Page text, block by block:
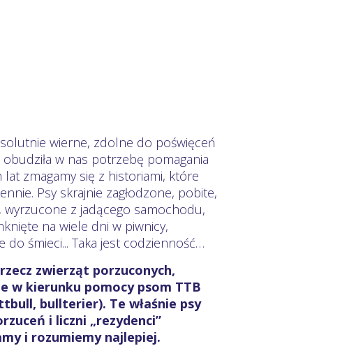
wierne, zdolne do poświęceń
w nas potrzebę pomagania
lat zmagamy się z historiami, które
Psy skrajnie zagłodzone, pobite,
z jadącego samochodu,
na wiele dni w piwnicy,
śmieci... Taka jest codzienność…
zwierząt porzuconych,
w kierunku pomocy psom TTB
bullterier). Te właśnie psy
i liczni „rezydenci”
i rozumiemy najlepiej.